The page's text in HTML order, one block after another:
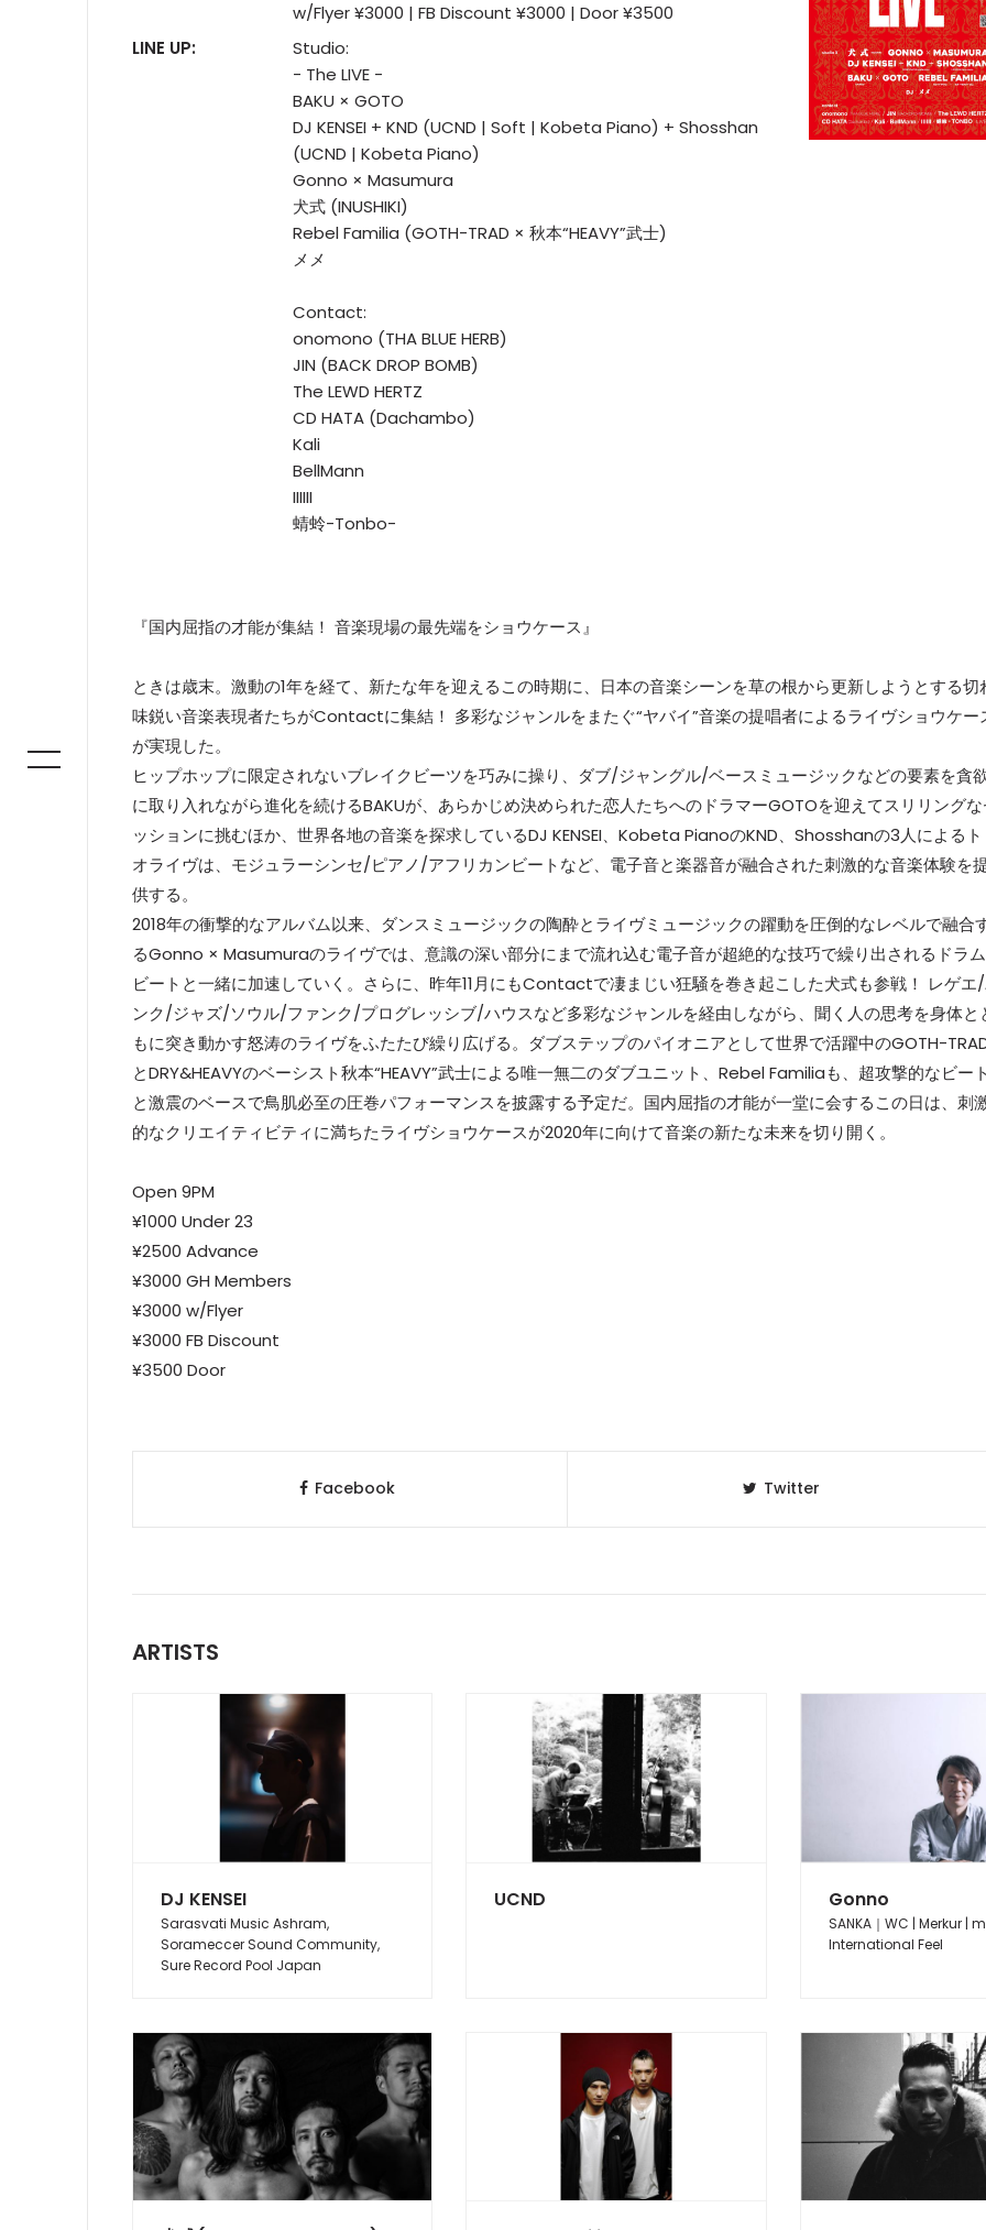
w/Flyer ¥3000 | FB Discount ¥3000 | Door ¥3500
LINE UP:
Studio:
- The LIVE -
BAKU × GOTO
DJ KENSEI + KND (UCND | Soft | Kobeta Piano) + Shosshan
(UCND | Kobeta Piano)
Gonno × Masumura
犬式 (INUSHIKI)
Rebel Familia (GOTH-TRAD × 秋本“HEAVY”武士)
メメ
Contact:
onomono (THA BLUE HERB)
JIN (BACK DROP BOMB)
The LEWD HERTZ
CD HATA (Dachambo)
Kali
BellMann
IIIIII
蜻蛉-Tonbo-
『国内屈指の才能が集結！ 音楽現場の最先端をショウケース』
ときは歳末。激動の1年を経て、新たな年を迎えるこの時期に、日本の音楽シーンを草の根から更新しようとする切
味鋭い音楽表現者たちがContactに集結！ 多彩なジャンルをまたぐ“ヤバイ”音楽の提唱者によるライヴショウケー
が実現した。
ヒップホップに限定されないブレイクビーツを巧みに操り、ダブ/ジャングル/ベースミュージックなどの要素を貪
に取り入れながら進化を続けるBAKUが、あらかじめ決められた恋人たちへのドラマーGOTOを迎えてスリリング
ッションに挑むほか、世界各地の音楽を探求しているDJ KENSEI、Kobeta PianoのKND、Shosshanの3人による
オライヴは、モジュラーシンセ/ピアノ/アフリカンビートなど、電子音と楽器音が融合された刺激的な音楽体験を
供する。
2018年の衝撃的なアルバム以来、ダンスミュージックの陶酔とライヴミュージックの躍動を圧倒的なレベルで融合
るGonno × Masumuraのライヴでは、意識の深い部分にまで流れ込む電子音が超絶的な技巧で繰り出されるドラム
ビートと一緒に加速していく。さらに、昨年11月にもContactで凄まじい狂騒を巻き起こした犬式も参戦！ レゲエ
ンク/ジャズ/ソウル/ファンク/プログレッシブ/ハウスなど多彩なジャンルを経由しながら、聞く人の思考を身体と
もに突き動かす怒涛のライヴをふたたび繰り広げる。ダブステップのパイオニアとして世界で活躍中のGOTH-
とDRY&HEAVYのベーシスト秋本“HEAVY”武士による唯一無二のダブユニット、Rebel Familiaも、超攻撃的なビー
と激震のベースで鳥肌必至の圧巻パフォーマンスを披露する予定だ。国内屈指の才能が一堂に会するこの日は、刺
的なクリエイティビティに満ちたライヴショウケースが2020年に向けて音楽の新たな未来を切り開く。
Open 9PM
¥1000 Under 23
¥2500 Advance
¥3000 GH Members
¥3000 w/Flyer
¥3000 FB Discount
¥3500 Door
Facebook Twitter
ARTISTS
DJ KENSEI
Sarasvati Music Ashram,
Sorameccer Sound Community,
Sure Record Pool Japan
UCND Gonno
SANKA｜WC | Merkur |
International Feel